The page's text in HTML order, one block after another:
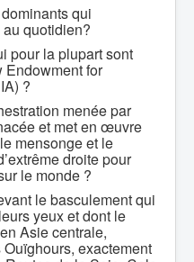
qui
quotidien?
pour la plupart sont
Endowment for
?
menée par
et met en œuvre
mensonge et le
droite pour
le monde ?
le basculement qui
yeux et dont le
Asie centrale,
exactement